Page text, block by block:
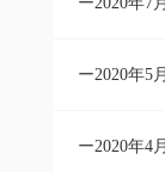
2020年5月
2020年4月